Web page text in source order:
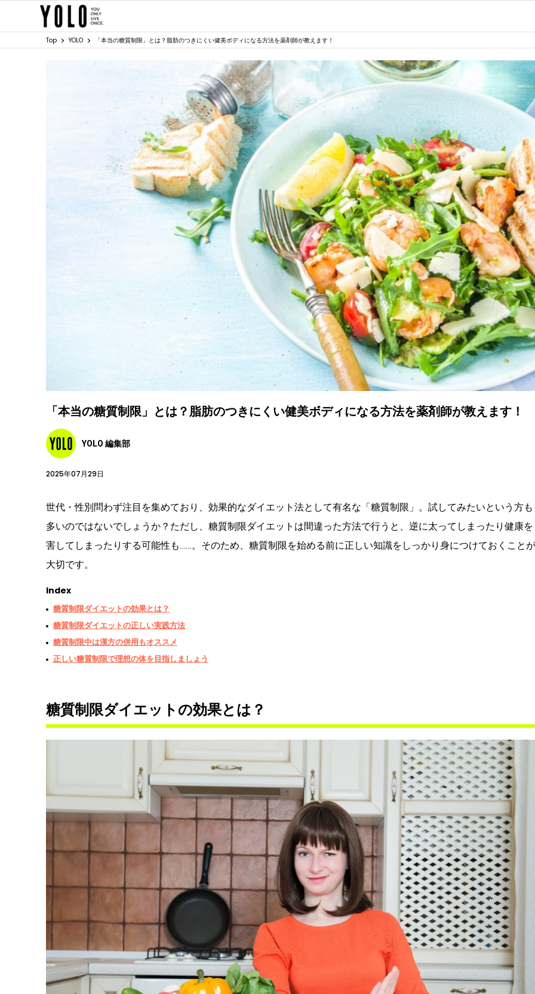
Top YOLO 「本当の糖質制限」とは？脂肪のつきにくい健美ボディになる方法を薬剤師が教えます！
「本当の糖質制限」とは？脂肪のつきにくい健美ボディになる方法を薬剤師が教えます！
YOLO 編集部
2025年07月29日
世代・性別問わず注目を集めており、効果的なダイエット法として有名な「糖質制限」。試してみたいという方も
多いのではないでしょうか？ただし、糖質制限ダイエットは間違った方法で行うと、逆に太ってしまったり健康を
害してしまったりする可能性も……。そのため、糖質制限を始める前に正しい知識をしっかり身につけておくことが
大切です。
Index
糖質制限ダイエットの効果とは？
糖質制限ダイエットの正しい実践方法
糖質制限中は漢方の併用もオススメ
正しい糖質制限で理想の体を目指しましょう
糖質制限ダイエットの効果とは？